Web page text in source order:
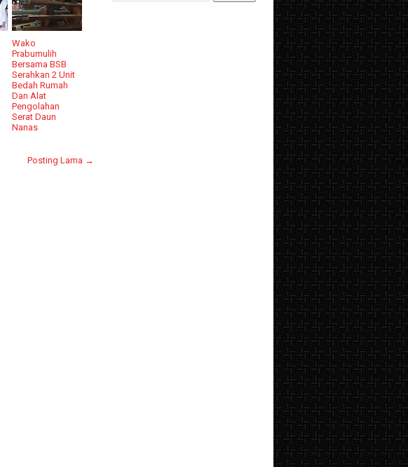
Wako
Prabumulih
Bersama BSB
Serahkan 2 Unit
Bedah Rumah
Dan Alat
Pengolahan
Serat Daun
Nanas
Posting Lama →